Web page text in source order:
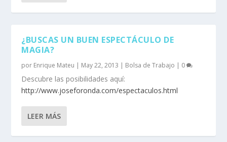
¿BUSCAS UN BUEN ESPECTÁCULO DE
MAGIA?
por Enrique Mateu | May 22, 2013 | Bolsa de Trabajo | 0
Descubre las posibilidades aquí:
http://www.joseforonda.com/espectaculos.html
LEER MÁS